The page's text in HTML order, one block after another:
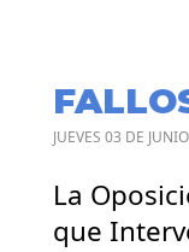
JUEVES 03 DE
La
que